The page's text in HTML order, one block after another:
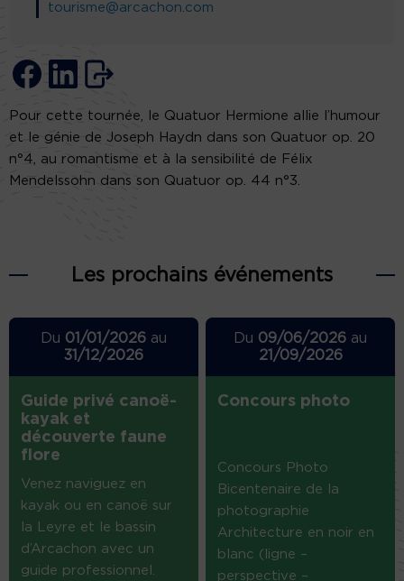
tourisme@arcachon.com
Pour cette tournée, le Quatuor Hermione allie l’humour
et le génie de Joseph Haydn dans son Quatuor op. 20
n°4, au romantisme et à la sensibilité de Félix
Mendelssohn dans son Quatuor op. 44 n°3.
Les prochains événements
Du 01/01/2026au
31/12/2026
Guide privé canoë-
kayak et
découverte faune
flore
Venez naviguez en
kayak ou en canoë sur
la Leyre et le bassin
d’Arcachon avec un
guide professionnel.
Du 09/06/2026 au
21/09/2026
Concours photo
Concours Photo
Bicentenaire de la
photographie
Architecture en noir en
blanc (ligne –
perspective –